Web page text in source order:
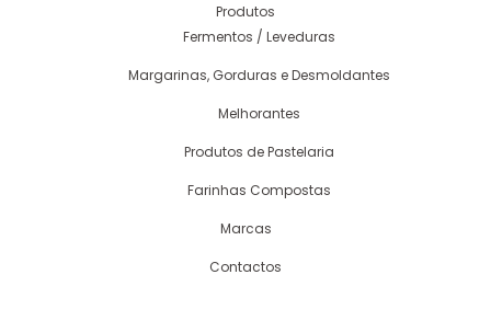
Produtos
Fermentos / Leveduras
Margarinas, Gorduras e Desmoldantes
Melhorantes
Produtos de Pastelaria
Farinhas Compostas
Marcas
Contactos